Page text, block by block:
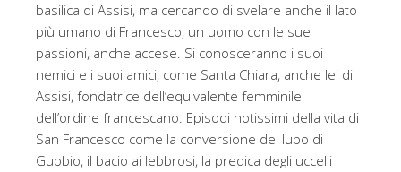
basilica di Assisi, ma cercando di svelare anche il lato
più umano di Francesco, un uomo con le sue
passioni, anche accese. Si conosceranno i suoi
nemici e i suoi amici, come Santa Chiara, anche lei di
Assisi, fondatrice dell’equivalente femminile
dell’ordine francescano. Episodi notissimi della vita di
San Francesco come la conversione del lupo di
Gubbio, il bacio ai lebbrosi, la predica degli uccelli